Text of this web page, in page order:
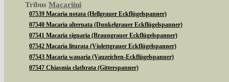
Tribus Macariini
07539 Macaria notata (Hellgrauer Eckflügelspanner)
07540 Macaria alternata (Dunkelgrauer Eckflügelspanner)
07541 Macaria signaria (Braungrauer Eckflügelspanner)
07542 Macaria liturata (Violettgrauer Eckflügelspanner)
07543 Macaria wauaria (Vauzeichen-Eckflügelspanner)
07547 Chiasmia clathrata (Gitterspanner)